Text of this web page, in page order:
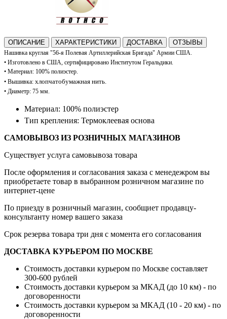
ОПИСАНИЕ ХАРАКТЕРИСТИКИ ДОСТАВКА ОТЗЫВЫ
Нашивка круглая "56-я Полевая Артиллерийская Бригада" Армии США.
• Изготовлено в США, сертифицировано Институтом Геральдики.
• Материал: 100% полиэстер.
• Вышивка: хлопчатобумажная нить.
• Диаметр: 75 мм.
Материал: 100% полиэстер
Тип крепления: Термоклеевая основа
САМОВЫВОЗ ИЗ РОЗНИЧНЫХ МАГАЗИНОВ
Существует услуга самовывоза товара
После оформления и согласования заказа с менедежром вы
приобретаете товар в выбранном розничном магазине по
интернет-цене
По приезду в розничный магазин, сообщиет продавцу-
консультанту номер вашего заказа
Срок резерва товара три дня с момента его согласования
ДОСТАВКА КУРЬЕРОМ ПО МОСКВЕ
Стоимость доставки курьером по Москве составляет
300-600 рублей
Стоимость доставки курьером за МКАД (до 10 км) - по
договоренности
Стоимость доставки курьером за МКАД (10 - 20 км) - по
договоренности